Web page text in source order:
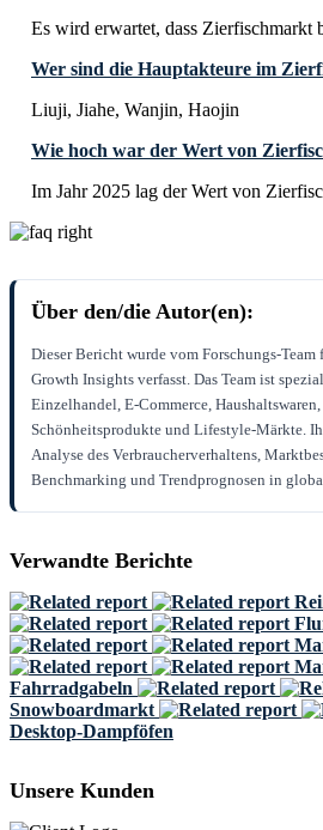
Es wird erwartet, dass
Wer sind die Hauptakteure im
Liuji, Jiahe, Wanjin, Haojin
Wie hoch war der Wert von
Im Jahr 2025 lag der Wert von
Über den/die Autor(en):
Dieser Bericht wurde vom Forschungs-
Growth Insights verfasst. Das Team ist
Einzelhandel, E-Commerce,
Schönheitsprodukte und Lifestyle-Märkte.
Analyse des Verbraucherverhaltens,
Benchmarking und Trendprognosen in
Verwandte Berichte
Fahrradgabeln
Snowboardmarkt
Desktop-Dampföfen
Unsere Kunden